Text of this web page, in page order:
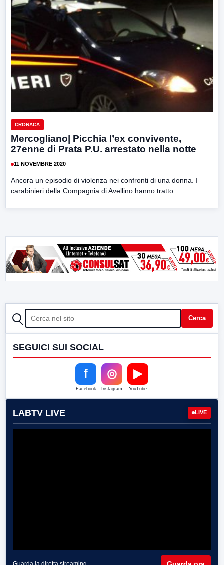
CRONACA
Mercogliano| Picchia l’ex convivente,
27enne di Prata P.U. arrestato nella notte
11 NOVEMBRE 2020
Ancora un episodio di violenza nei confronti di una donna. I
carabinieri della Compagnia di Avellino hanno tratto...
CERCA Cerca
SEGUICI SUI SOCIAL
f
Facebook
◎
Instagram
▶
YouTube
LABTV LIVE LIVE